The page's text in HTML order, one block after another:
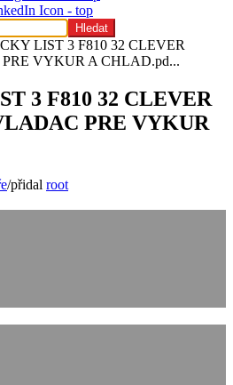
LIST 3 F810 32 CLEVER
VYKUR A CHLAD.pd...
3 F810 32 CLEVER
PRE VYKUR
/přidal root